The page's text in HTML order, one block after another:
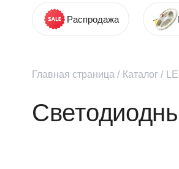
Распродажа
Главная страница / Каталог /